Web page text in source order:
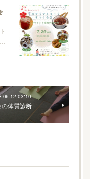
…
03:10
の体質診断